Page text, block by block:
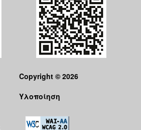
Copyright © 2026
Υλοποίηση